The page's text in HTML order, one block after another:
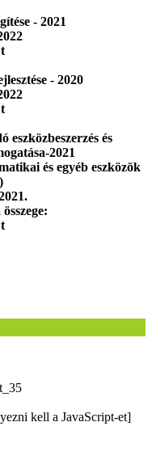
- 2021
- 2020
eszközbeszerzés és
2021
és egyéb eszközök
kell a JavaScript-et]